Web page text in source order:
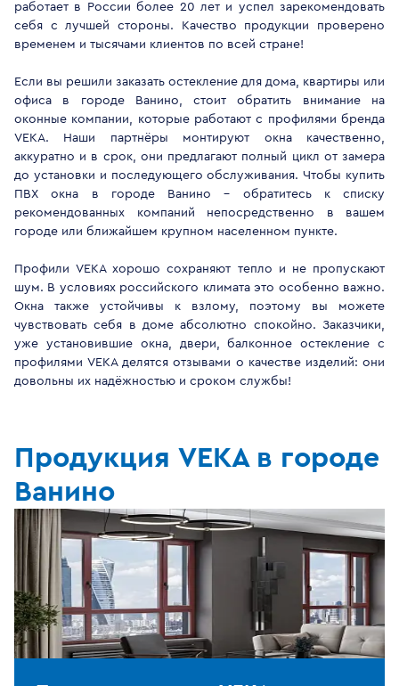
работает в России более 20 лет и успел зарекомендовать
себя с лучшей стороны. Качество продукции проверено
временем и тысячами клиентов по всей стране!
Если вы решили заказать остекление для дома, квартиры или
офиса в городе Ванино, стоит обратить внимание на
оконные компании, которые работают с профилями бренда
VEKA. Наши партнёры монтируют окна качественно,
аккуратно и в срок, они предлагают полный цикл от замера
до установки и последующего обслуживания. Чтобы купить
ПВХ окна в городе Ванино - обратитесь к списку
рекомендованных компаний непосредственно в вашем
городе или ближайшем крупном населенном пункте.
Профили VEKA хорошо сохраняют тепло и не пропускают
шум. В условиях российского климата это особенно важно.
Окна также устойчивы к взлому, поэтому вы можете
чувствовать себя в доме абсолютно спокойно. Заказчики,
уже установившие окна, двери, балконное остекление с
профилями VEKA делятся отзывами о качестве изделий: они
довольны их надёжностью и сроком службы!
Продукция VEKA в городе
Ванино